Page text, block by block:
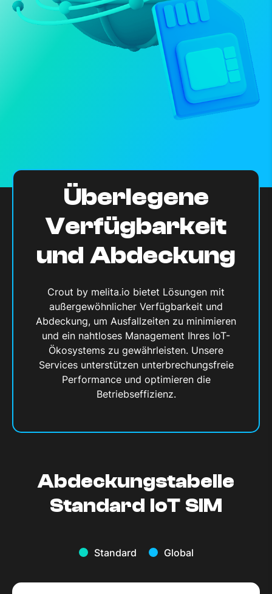
Überlegene
Verfügbarkeit
und Abdeckung
Crout by melita.io bietet Lösungen mit
außergewöhnlicher Verfügbarkeit und
Abdeckung, um Ausfallzeiten zu minimieren
und ein nahtloses Management Ihres IoT-
Ökosystems zu gewährleisten. Unsere
Services unterstützen unterbrechungsfreie
Performance und optimieren die
Betriebseffizienz.
Abdeckungstabelle
Standard IoT SIM
Standard Global